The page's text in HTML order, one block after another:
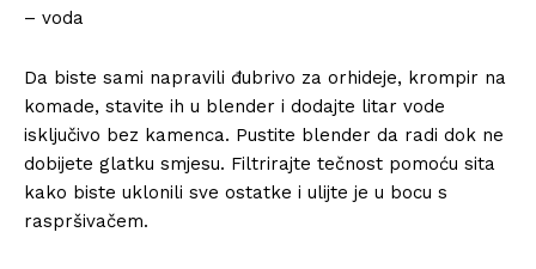
– voda
Da biste sami napravili đubrivo za orhideje, krompir na
komade, stavite ih u blender i dodajte litar vode
isključivo bez kamenca. Pustite blender da radi dok ne
dobijete glatku smjesu. Filtrirajte tečnost pomoću sita
kako biste uklonili sve ostatke i ulijte je u bocu s
raspršivačem.